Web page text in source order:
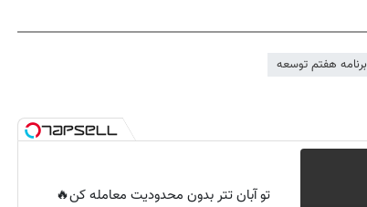
برنامه هفتم توسعه
تو آبان تتر بدون محدودیت معامله کن🔥